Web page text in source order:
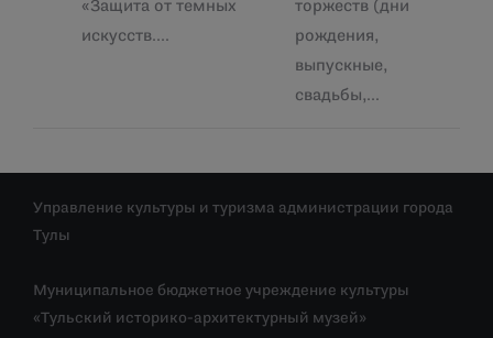
«Защита от темных
искусств.…
торжеств (дни
рождения,
выпускные,
свадьбы,…
Управление культуры и туризма администрации города
Тулы
Муниципальное бюджетное учреждение культуры
«Тульский историко-архитектурный музей»